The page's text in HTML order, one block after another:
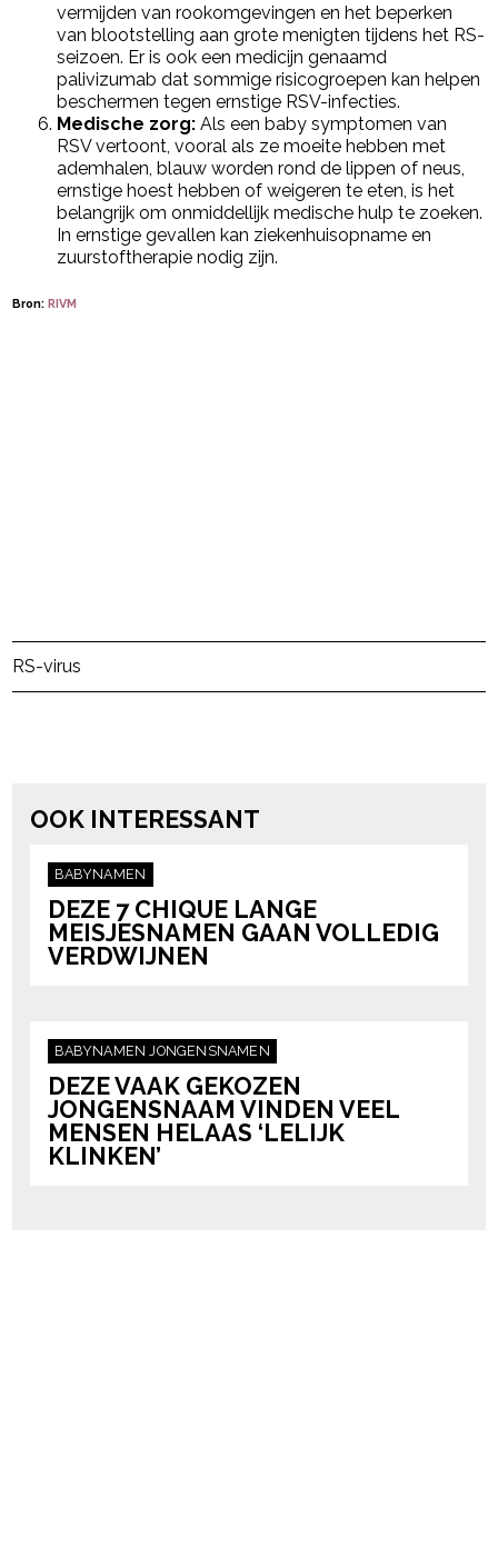
vermijden van rookomgevingen en het beperken
van blootstelling aan grote menigten tijdens het RS-
seizoen. Er is ook een medicijn genaamd
palivizumab dat sommige risicogroepen kan helpen
beschermen tegen ernstige RSV-infecties.
Medische zorg: Als een baby symptomen van
RSV vertoont, vooral als ze moeite hebben met
ademhalen, blauw worden rond de lippen of neus,
ernstige hoest hebben of weigeren te eten, is het
belangrijk om onmiddellijk medische hulp te zoeken.
In ernstige gevallen kan ziekenhuisopname en
zuurstoftherapie nodig zijn.
Bron:RIVM
RS-virus
OOK INTERESSANT
BABYNAMEN
DEZE 7 CHIQUE LANGE
MEISJESNAMEN GAAN VOLLEDIG
VERDWIJNEN
BABYNAMENJONGENSNAMEN
DEZE VAAK GEKOZEN
JONGENSNAAM VINDEN VEEL
MENSEN HELAAS ‘LELIJK
KLINKEN’